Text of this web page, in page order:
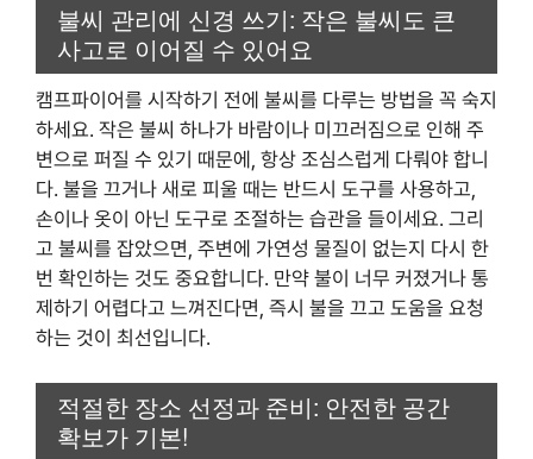
불씨 관리에 신경 쓰기: 작은 불씨도 큰
사고로 이어질 수 있어요
캠프파이어를 시작하기 전에 불씨를 다루는 방법을 꼭 숙지
하세요. 작은 불씨 하나가 바람이나 미끄러짐으로 인해 주
변으로 퍼질 수 있기 때문에, 항상 조심스럽게 다뤄야 합니
다. 불을 끄거나 새로 피울 때는 반드시 도구를 사용하고,
손이나 옷이 아닌 도구로 조절하는 습관을 들이세요. 그리
고 불씨를 잡았으면, 주변에 가연성 물질이 없는지 다시 한
번 확인하는 것도 중요합니다. 만약 불이 너무 커졌거나 통
제하기 어렵다고 느껴진다면, 즉시 불을 끄고 도움을 요청
하는 것이 최선입니다.
적절한 장소 선정과 준비: 안전한 공간
확보가 기본!